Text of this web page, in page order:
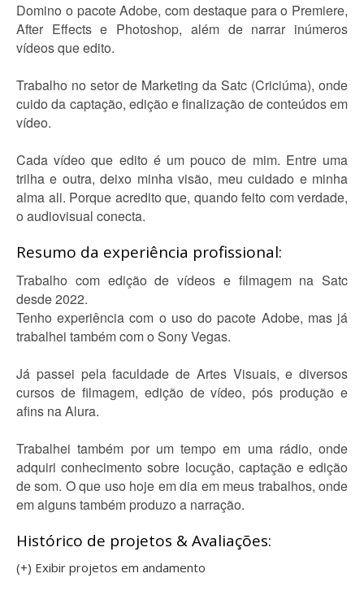
Domino o pacote Adobe, com destaque para o Premiere,
After Effects e Photoshop, além de narrar inúmeros
vídeos que edito.
Trabalho no setor de Marketing da Satc (Criciúma), onde
cuido da captação, edição e finalização de conteúdos em
vídeo.
Cada vídeo que edito é um pouco de mim. Entre uma
trilha e outra, deixo minha visão, meu cuidado e minha
alma ali. Porque acredito que, quando feito com verdade,
o audiovisual conecta.
Resumo da experiência profissional:
Trabalho com edição de vídeos e filmagem na Satc
desde 2022.
Tenho experiência com o uso do pacote Adobe, mas já
trabalhei também com o Sony Vegas.
Já passei pela faculdade de Artes Visuais, e diversos
cursos de filmagem, edição de vídeo, pós produção e
afins na Alura.
Trabalhei também por um tempo em uma rádio, onde
adquiri conhecimento sobre locução, captação e edição
de som. O que uso hoje em dia em meus trabalhos, onde
em alguns também produzo a narração.
Histórico de projetos & Avaliações:
(+) Exibir projetos em andamento